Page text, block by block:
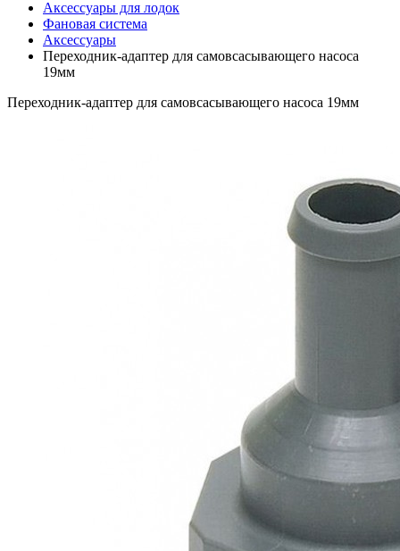
Аксессуары для лодок
Фановая система
Аксессуары
Переходник-адаптер для самовсасывающего насоса
19мм
Переходник-адаптер для самовсасывающего насоса 19мм